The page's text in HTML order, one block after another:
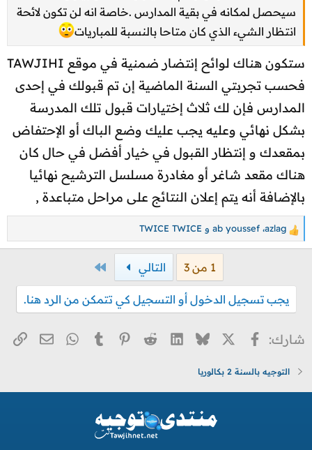
سيحصل لمكانه في بقية المدارس .خاصة انه لن تكون لائحة
انتظار الشيء الذي كان متاحا بالنسبة للمباريات
ستكون هناك لوائح إنتضار ضمنية في موقع TAWJIHI
فحسب تجربتي السنة الماضية إن تم قبولك في إحدى
المدارس فإن لك ثلاث إختيارات قبول تلك المدرسة
بشكل نهائي وعليه يجب عليك وضع الباك أو الإحتفاض
بمقعدك و إنتظار القبول في خيار أفضل في حال كان
هناك مقعد شاغر أو مغادرة مسلسل الترشيح نهائيا
بالإضافة أنه يتم إعلان النتائج على مراحل متباعدة ,
ل
ا
azlag، ab youssef و TWICE TWICE
1 من 3 التالي
يجب تسجيل الدخول أو التسجيل كي تتمكن من الرد هنا.
شارك: فيسبوك
X
Bluesky
LinkedIn
Reddit
Pinterest
Tumblr
WhatsApp
البريد
التوجيه بالسنة 2 بكالوريا